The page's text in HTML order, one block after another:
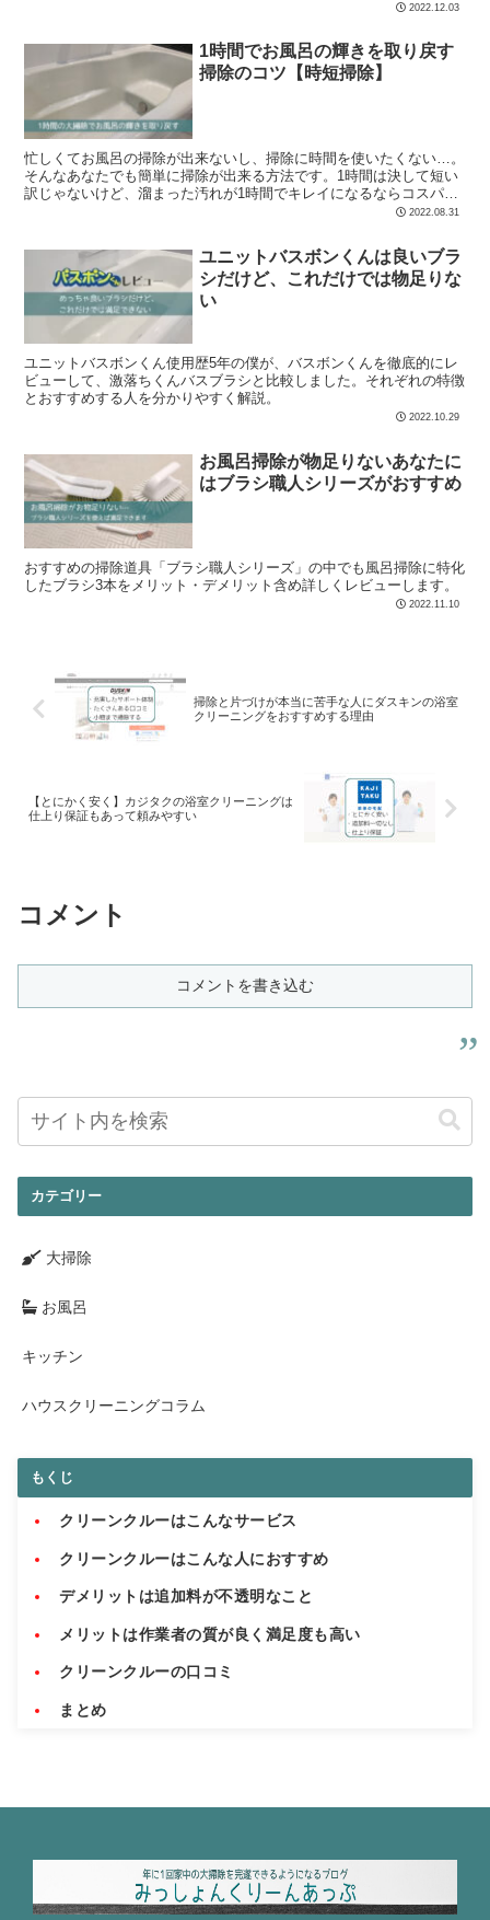
2022.12.03
1時間でお風呂の輝きを取り戻す
掃除のコツ【時短掃除】
忙しくてお風呂の掃除が出来ないし、掃除に時間を使いたくない…。
そんなあなたでも簡単に掃除が出来る方法です。1時間は決して短い
訳じゃないけど、溜まった汚れが1時間でキレイになるならコスパは
2022.08.31
ユニットバスボンくんは良いブラ
シだけど、これだけでは物足りな
い
ユニットバスボンくん使用歴5年の僕が、バスボンくんを徹底的にレ
ビューして、激落ちくんバスブラシと比較しました。それぞれの特徴
とおすすめする人を分かりやすく解説。
2022.10.29
お風呂掃除が物足りないあなたに
はブラシ職人シリーズがおすすめ
おすすめの掃除道具「ブラシ職人シリーズ」の中でも風呂掃除に特化
したブラシ3本をメリット・デメリット含め詳しくレビューします。
2022.11.10
掃除と片づけが本当に苦手な人にダスキンの浴室
クリーニングをおすすめする理由
【とにかく安く】カジタクの浴室クリーニングは
仕上り保証もあって頼みやすい
コメント
コメントを書き込む
カテゴリー
大掃除
お風呂
キッチン
ハウスクリーニングコラム
もくじ
クリーンクルーはこんなサービス
クリーンクルーはこんな人におすすめ
デメリットは追加料が不透明なこと
メリットは作業者の質が良く満足度も高い
クリーンクルーの口コミ
まとめ